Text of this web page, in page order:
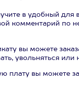
в удобный
комментарий по
вы можете
увольняться
плату вы можете